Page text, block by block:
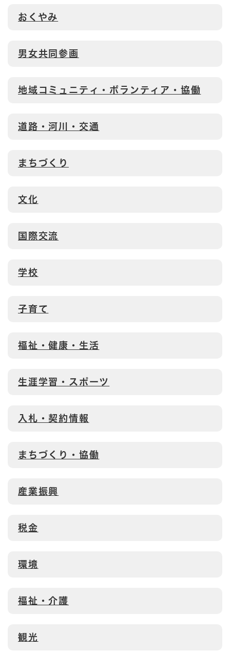
おくやみ
男女共同参画
地域コミュニティ・ボランティア・協働
道路・河川・交通
まちづくり
文化
国際交流
学校
子育て
福祉・健康・生活
生涯学習・スポーツ
入札・契約情報
まちづくり・協働
産業振興
税金
環境
福祉・介護
観光